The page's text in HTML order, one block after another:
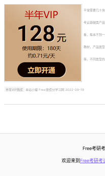
平常需要几十
考证基础类产
看，每本不到
教材，产品类
等，不同类型
半年VIP购买 本站小编 Free壹佰分学习网 2022-09-19
Free考研
欢迎来到Free考研考